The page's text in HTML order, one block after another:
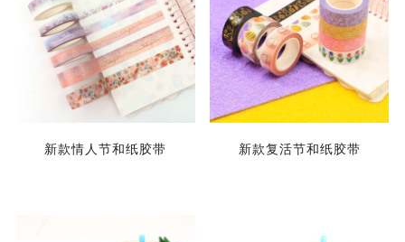
新款情人节和纸胶带 新款复活节和纸胶带